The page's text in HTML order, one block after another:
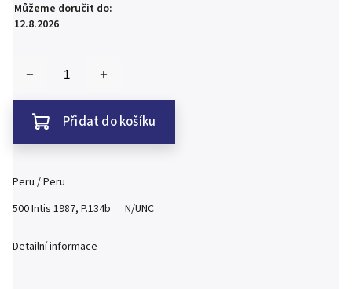
Můžeme doručit do:
12.8.2026
Přidat do košíku
Peru / Peru
500 Intis 1987, P.134b N/UNC
Detailní informace